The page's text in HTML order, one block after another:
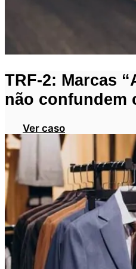
TRF-2: Marcas
não confundem
Ver caso